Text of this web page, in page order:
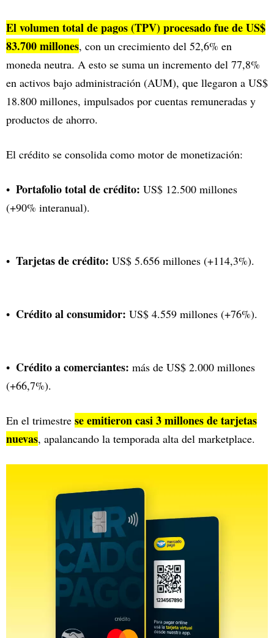
El volumen total de pagos (TPV) procesado fue de US$
83.700 millones, con un crecimiento del 52,6% en
moneda neutra. A esto se suma un incremento del 77,8%
en activos bajo administración (AUM), que llegaron a US$
18.800 millones, impulsados por cuentas remuneradas y
productos de ahorro.
El crédito se consolida como motor de monetización:
Portafolio total de crédito: US$ 12.500 millones
(+90% interanual).
Tarjetas de crédito: US$ 5.656 millones (+114,3%).
Crédito al consumidor: US$ 4.559 millones (+76%).
Crédito a comerciantes: más de US$ 2.000 millones
(+66,7%).
En el trimestre se emitieron casi 3 millones de tarjetas
nuevas, apalancando la temporada alta del marketplace.